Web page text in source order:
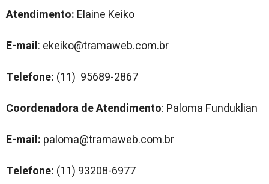
Atendimento: Elaine Keiko
E-mail: ekeiko@tramaweb.com.br
Telefone: (11) 95689-2867
Coordenadora de Atendimento: Paloma Funduklian
E-mail: paloma@tramaweb.com.br
Telefone: (11) 93208-6977